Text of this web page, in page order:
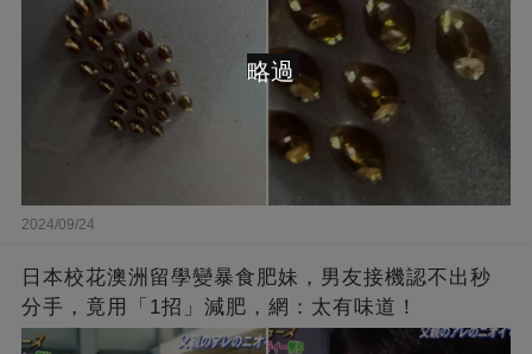
2024/09/24
日本校花澳洲留學變暴食肥妹，男友接機認不出秒
分手，竟用「1招」減肥，網：太有味道！
略過